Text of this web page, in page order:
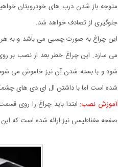
متوجه باز شدن درب های خودرویتان
جلوگیری از تصادف خواهد شد.
این چراغ به صورت چسبی می باشد و به هر
می سازد. این چراغ خطر بعد از نصب بر
شود و با بسته شدن آن نیز خاموش می
شده است اما با داشتن ال ای دی های
آموزش نصب: ابتدا باید چراغ را روی
صفحه مغناطیسی نیز ارائه شده است که